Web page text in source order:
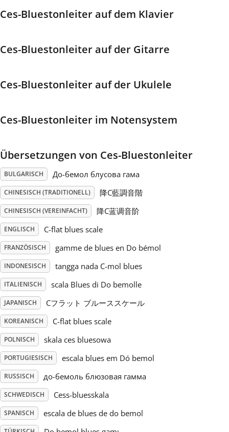
日本語
Polski
Português
Русский
Svenska
Tiếng Việt
Türkçe
Українська
简体中文
繁體中文
Ces-Bluestonleiter auf dem Klavier
Ces-Bluestonleiter auf der Gitarre
Ces-Bluestonleiter auf der Ukulele
Ces-Bluestonleiter im Notensystem
Übersetzungen von Ces-Bluestonleiter
BULGARISCH До-бемол блусова гама
CHINESISCH (TRADITIONELL) 降C藍調音階
CHINESISCH (VEREINFACHT) 降C蓝调音阶
ENGLISCH C-flat blues scale
FRANZÖSISCH gamme de blues en Do bémol
INDONESISCH tangga nada C-mol blues
ITALIENISCH scala Blues di Do bemolle
JAPANISCH Cフラット ブルーススケール
KOREANISCH C-flat blues scale
POLNISCH skala ces bluesowa
PORTUGIESISCH escala blues em Dó bemol
RUSSISCH до-бемоль блюзовая гамма
SCHWEDISCH Cess-bluesskala
SPANISCH escala de blues de do bemol